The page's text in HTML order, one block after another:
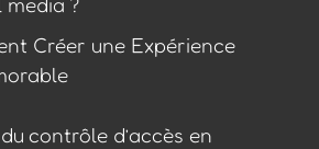
Créer une Expérience
contrôle d’accès en